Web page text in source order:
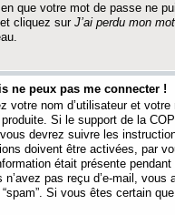
que votre mot de passe ne
cliquez surJ’ai perdu mon
ne peux pas me connecter !
votre nom d’utilisateur et
Si le support de la
devrez suivre les
doivent être activées, par
était présente
pas reçu d’e-mail,
Si vous êtes certain